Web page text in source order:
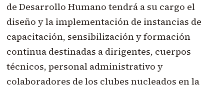
de Desarrollo Humano tendrá a su cargo el
diseño y la implementación de instancias de
capacitación, sensibilización y formación
continua destinadas a dirigentes, cuerpos
técnicos, personal administrativo y
colaboradores de los clubes nucleados en la